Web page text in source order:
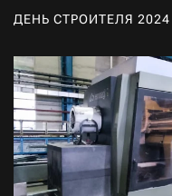
ДЕНЬ СТРОИТЕЛЯ 2024